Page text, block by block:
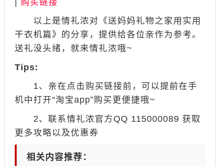
以上是情礼浓对《送妈妈礼物之家用实用
干衣机篇》的分享，提供给各位亲作为参考。
送礼没头绪，就来情礼浓哦~
Tips:
1、亲在点击购买链接前，可以提前在手
机中打开“淘宝app”购买更便捷哦~
2、联系情礼浓官方QQ 115000089 获取
更多攻略以及优惠券
相关内容推荐：